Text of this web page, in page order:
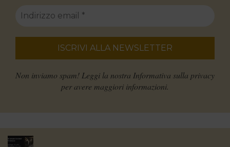
Non inviamo spam! Leggi la nostra Informativa sulla privacy
per avere maggiori informazioni.